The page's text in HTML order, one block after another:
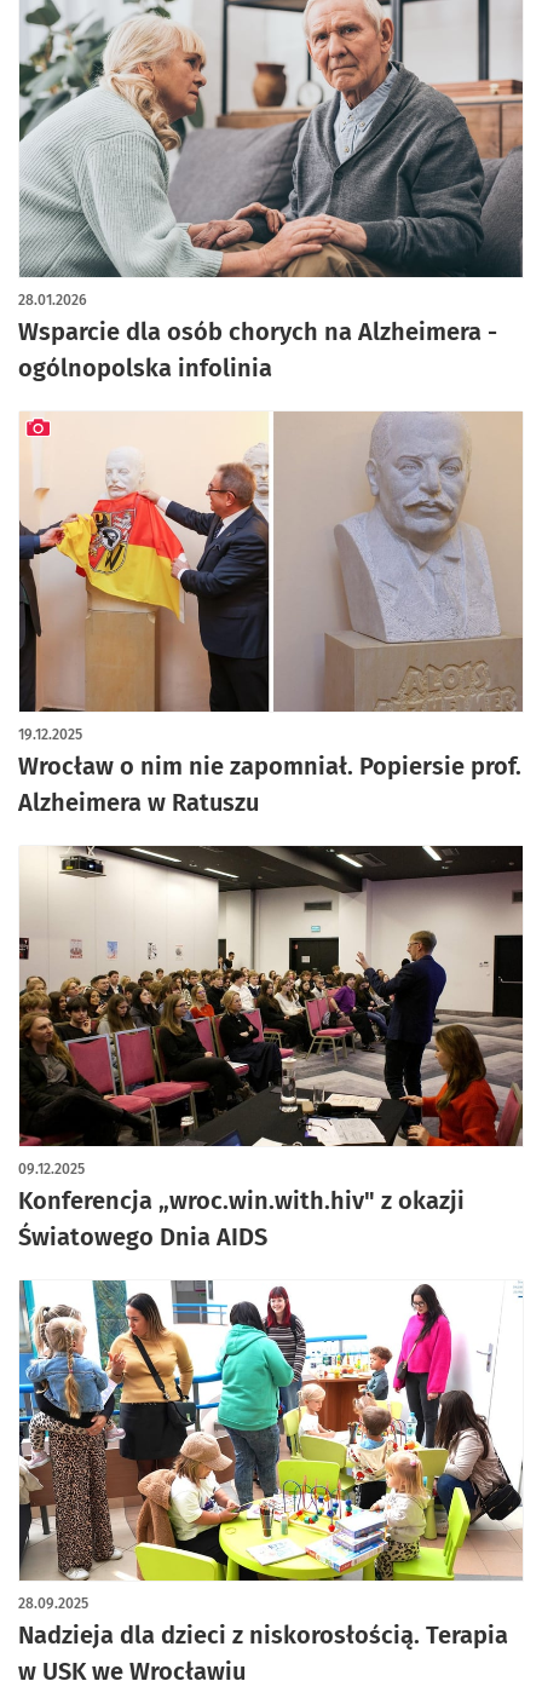
Wsparcie dla osób chorych na Alzheimera -
ogólnopolska infolinia
28.01.2026
Wrocław o nim nie zapomniał. Popiersie prof.
Alzheimera w Ratuszu
19.12.2025
artykuł z galerią zdjęć
Konferencja „wroc.win.with.hiv" z okazji
Światowego Dnia AIDS
09.12.2025
Nadzieja dla dzieci z niskorosłością. Terapia
w USK we Wrocławiu
28.09.2025